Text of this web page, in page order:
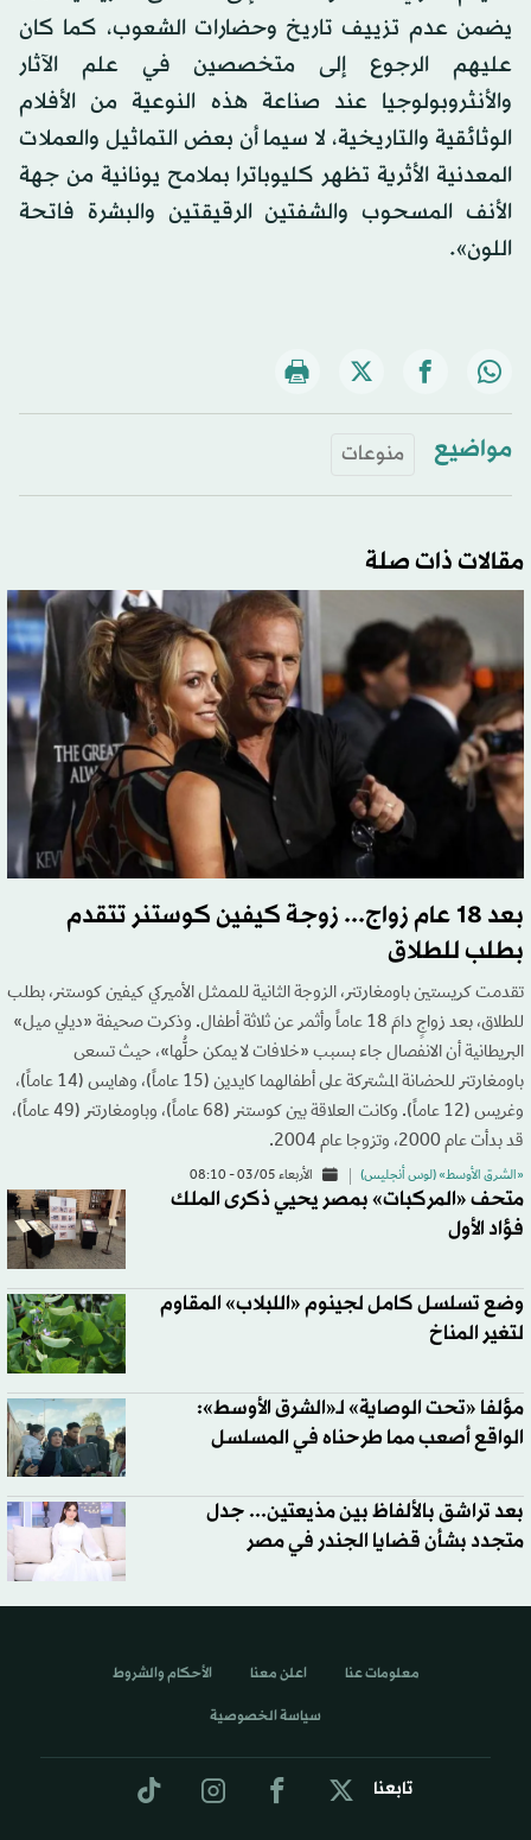
يضمن عدم تزييف تاريخ وحضارات الشعوب، كما كان
عليهم الرجوع إلى متخصصين في علم الآثار
والأنثروبولوجيا عند صناعة هذه النوعية من الأفلام
الوثائقية والتاريخية، لا سيما أن بعض التماثيل والعملات
المعدنية الأثرية تظهر كليوباترا بملامح يونانية من جهة
الأنف المسحوب والشفتين الرقيقتين والبشرة فاتحة
اللون».
مواضيع منوعات
مقالات ذات صلة
بعد 18 عام زواج... زوجة كيفين كوستنر تتقدم
بطلب للطلاق
تقدمت كريستين باومغارتنر، الزوجة الثانية للممثل الأميركي كيفين كوستنر، بطلب
للطلاق، بعد زواجٍ دامَ 18 عاماً وأثمر عن ثلاثة أطفال. وذكرت صحيفة «ديلي ميل»
البريطانية أن الانفصال جاء بسبب «خلافات لا يمكن حلُّها»، حيث تسعى
باومغارتنر للحضانة المشتركة على أطفالهما كايدين (15 عاماً)، وهايس (14 عاماً)،
وغريس (12 عاماً). وكانت العلاقة بين كوستنر (68 عاماً)، وباومغارتنر (49 عاماً)،
قد بدأت عام 2000، وتزوجا عام 2004.
«الشرق الأوسط» (لوس أنجليس) الأربعاء 03/05 - 08:10
متحف «المركبات» بمصر يحيي ذكرى الملك
فؤاد الأول
وضع تسلسل كامل لجينوم «اللبلاب» المقاوم
لتغير المناخ
مؤلفا «تحت الوصاية» لـ«الشرق الأوسط»:
الواقع أصعب مما طرحناه في المسلسل
بعد تراشق بالألفاظ بين مذيعتين... جدل
متجدد بشأن قضايا الجندر في مصر
تابعنا
معلومات عنا اعلن معنا الأحكام والشروط
سياسة الخصوصية